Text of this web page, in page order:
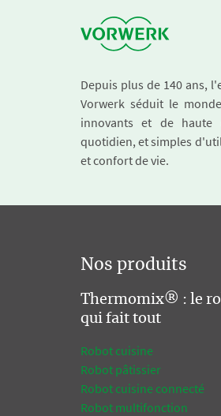
Depuis plus de 140 ans,
Vorwerk séduit le
innovants et de haute
quotidien, et simples
et confort de vie.
Nos produits
Thermomix® : le
qui fait tout
Robot cuisine
Robot pâtissier
Robot cuisine connecté
Robot multifonction